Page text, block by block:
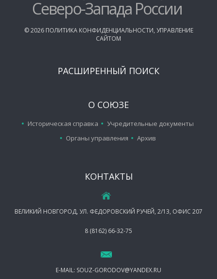
Северо-Запада России
©2026 ПОЛИТИКА КОНФИДЕНЦИАЛЬНОСТИ, УПРАВЛЕНИЕ
САЙТОМ
РАСШИРЕННЫЙ ПОИСК
О СОЮЗЕ
Историческая справка
Учредительные документы
Органы управления
Архив
КОНТАКТЫ
ВЕЛИКИЙ НОВГОРОД, УЛ. ФЕДОРОВСКИЙ РУЧЕЙ, 2/13, ОФИС 207
8 (8162) 66-32-75
E-MAIL: SOUZ-GORODOV@YANDEX.RU